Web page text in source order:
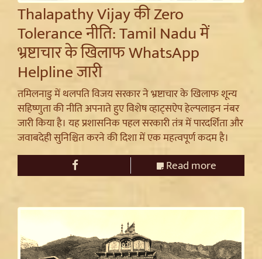
Thalapathy Vijay की Zero
Tolerance नीति: Tamil Nadu में
भ्रष्टाचार के खिलाफ WhatsApp
Helpline जारी
तमिलनाडु में थलपति विजय सरकार ने भ्रष्टाचार के खिलाफ शून्य
सहिष्णुता की नीति अपनाते हुए विशेष व्हाट्सऐप हेल्पलाइन नंबर
जारी किया है। यह प्रशासनिक पहल सरकारी तंत्र में पारदर्शिता और
जवाबदेही सुनिश्चित करने की दिशा में एक महत्वपूर्ण कदम है।
Read more